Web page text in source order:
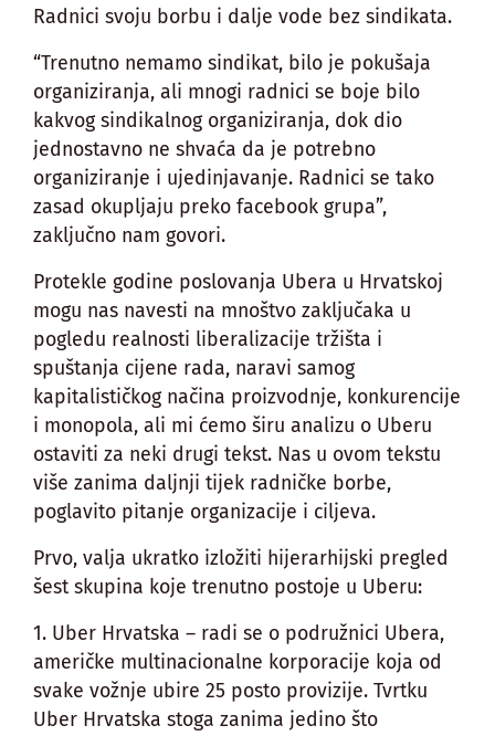
Radnici svoju borbu i dalje vode bez sindikata.
“Trenutno nemamo sindikat, bilo je pokušaja
organiziranja, ali mnogi radnici se boje bilo
kakvog sindikalnog organiziranja, dok dio
jednostavno ne shvaća da je potrebno
organiziranje i ujedinjavanje. Radnici se tako
zasad okupljaju preko facebook grupa”,
zaključno nam govori.
Protekle godine poslovanja Ubera u Hrvatskoj
mogu nas navesti na mnoštvo zaključaka u
pogledu realnosti liberalizacije tržišta i
spuštanja cijene rada, naravi samog
kapitalističkog načina proizvodnje, konkurencije
i monopola, ali mi ćemo širu analizu o Uberu
ostaviti za neki drugi tekst. Nas u ovom tekstu
više zanima daljnji tijek radničke borbe,
poglavito pitanje organizacije i ciljeva.
Prvo, valja ukratko izložiti hijerarhijski pregled
šest skupina koje trenutno postoje u Uberu:
1. Uber Hrvatska – radi se o podružnici Ubera,
američke multinacionalne korporacije koja od
svake vožnje ubire 25 posto provizije. Tvrtku
Uber Hrvatska stoga zanima jedino što